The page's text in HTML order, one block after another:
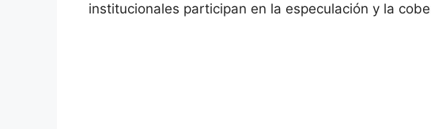
institucionales participan en la especulación y la